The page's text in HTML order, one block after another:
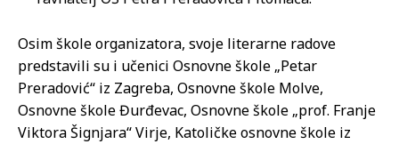
Osim škole organizatora, svoje literarne radove
predstavili su i učenici Osnovne škole „Petar
Preradović“ iz Zagreba, Osnovne škole Molve,
Osnovne škole Đurđevac, Osnovne škole „prof. Franje
Viktora Šignjara“ Virje, Katoličke osnovne škole iz